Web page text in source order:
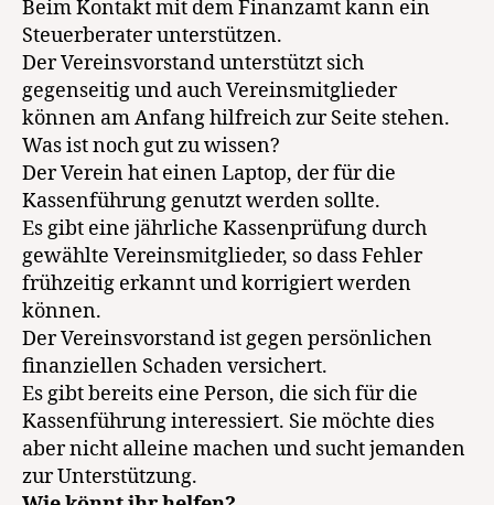
Beim Kontakt mit dem Finanzamt kann ein
Steuerberater unterstützen.
Der Vereinsvorstand unterstützt sich
gegenseitig und auch Vereinsmitglieder
können am Anfang hilfreich zur Seite stehen.
Was ist noch gut zu wissen?
Der Verein hat einen Laptop, der für die
Kassenführung genutzt werden sollte.
Es gibt eine jährliche Kassenprüfung durch
gewählte Vereinsmitglieder, so dass Fehler
frühzeitig erkannt und korrigiert werden
können.
Der Vereinsvorstand ist gegen persönlichen
finanziellen Schaden versichert.
Es gibt bereits eine Person, die sich für die
Kassenführung interessiert. Sie möchte dies
aber nicht alleine machen und sucht jemanden
zur Unterstützung.